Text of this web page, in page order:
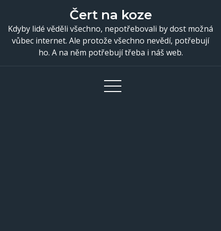
content
Čert na koze
Kdyby lidé věděli všechno, nepotřebovali by dost možná
vůbec internet. Ale protože všechno nevědí, potřebují
ho. A na něm potřebují třeba i náš web.